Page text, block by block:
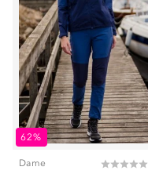
62%
Dame